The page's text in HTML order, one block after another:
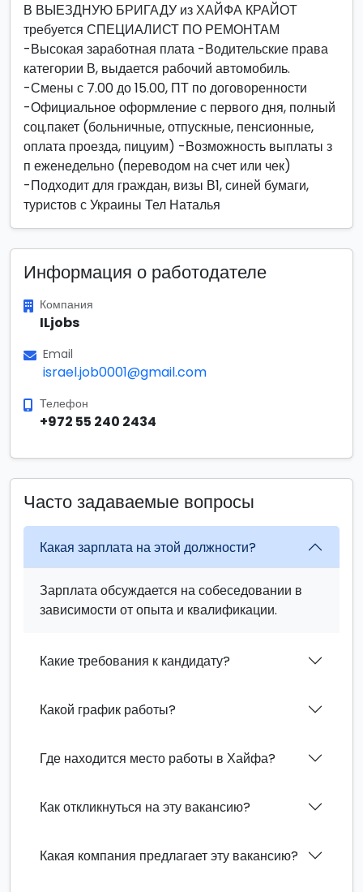
В ВЫЕЗДНУЮ БРИГАДУ из ХАЙФА КРАЙОТ
требуется СПЕЦИАЛИСТ ПО РЕМОНТАМ
-Высокая заработная плата -Водительские права
категории В, выдается рабочий автомобиль.
-Смены с 7.00 до 15.00, ПТ по договоренности
-Официальное оформление с первого дня, полный
соц.пакет (больничные, отпускные, пенсионные,
оплата проезда, пицуим) -Возможность выплаты з
п еженедельно (переводом на счет или чек)
-Подходит для граждан, визы В1, синей бумаги,
туристов с Украины Тел Наталья
Информация о работодателе
Компания
ILjobs
Email
israel.job0001@gmail.com
Телефон
+972 55 240 2434
Часто задаваемые вопросы
Какая зарплата на этой должности?
Зарплата обсуждается на собеседовании в
зависимости от опыта и квалификации.
Какие требования к кандидату?
Какой график работы?
Где находится место работы в Хайфа?
Как откликнуться на эту вакансию?
Какая компания предлагает эту вакансию?